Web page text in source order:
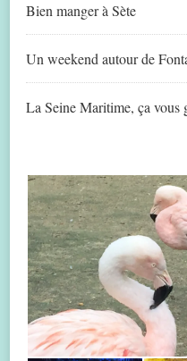
Bien manger à Sète
Un weekend autour de
La Seine Maritime, ça vous